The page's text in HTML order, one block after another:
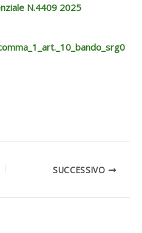
N.4409 2025
SUCCESSIVO